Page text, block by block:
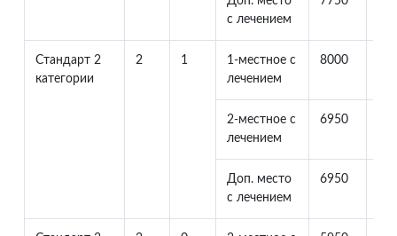
с лечением
Стандарт 2
категории
2 1
1-местное с
лечением
8000
2-местное с
лечением
6950
Доп. место
с лечением
6950